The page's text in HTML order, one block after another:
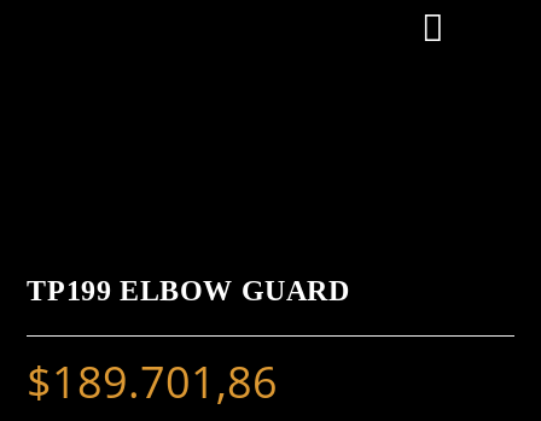
TP199 ELBOW GUARD
$189.701,86